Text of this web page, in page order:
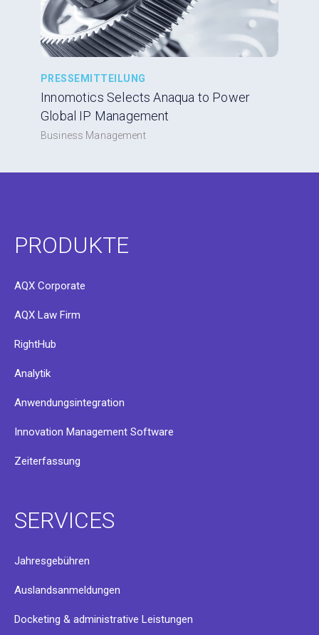
PRESSEMITTEILUNG
Innomotics Selects Anaqua to Power
Global IP Management
Business Management
PRODUKTE
AQX Corporate
AQX Law Firm
RightHub
Analytik
Anwendungsintegration
Innovation Management Software
Zeiterfassung
SERVICES
Jahresgebühren
Auslandsanmeldungen
Docketing & administrative Leistungen